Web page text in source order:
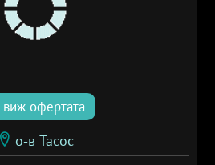
виж офертата
о-в Тасос